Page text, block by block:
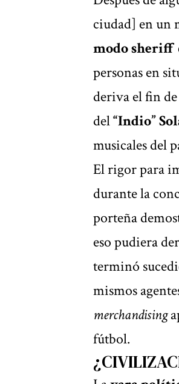
ciudad] en un
modo sheriff
personas en
deriva el fin
del“Indio”
musicales del
El rigor para
durante la
porteña
eso pudiera
terminó
mismos
merchandising
fútbol.